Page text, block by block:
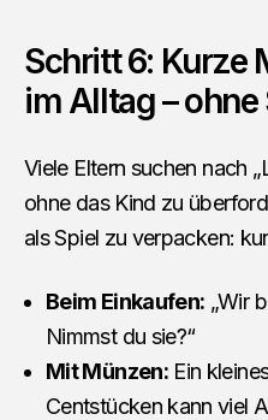
Schritt 6: Kurze
im Alltag –
Viele Eltern suchen nach
ohne das Kind zu
als Spiel zu verpacken:
Beim Einkaufen: „Wir
Nimmst du sie?“
Mit Münzen:Ein
Centstücken kann viel